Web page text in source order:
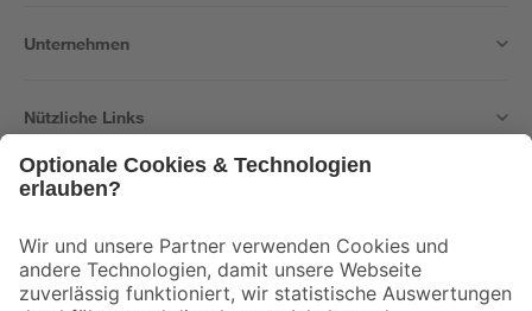
Unternehmen
Nützliche Links
Der toom Newsletter: Keine Angebote und Aktionen mehr verpassen!
Zur Newsletter Anmeldung